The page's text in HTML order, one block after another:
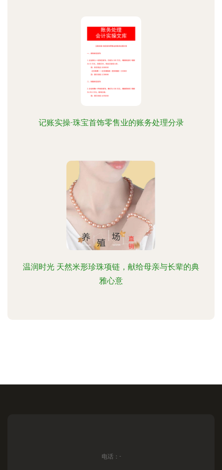
记账实操-珠宝首饰零售业的账务处理分录
温润时光 天然米形珍珠项链，献给母亲与长辈的典
雅心意
电话：-